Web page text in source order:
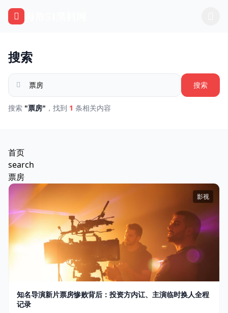
跳过导航
搜索
搜索
搜索 "票房" ，找到 1 条相关内容
首页
search
票房
影视
知名导演新片票房惨败背后：投资方内讧、主演临时换人全程
记录